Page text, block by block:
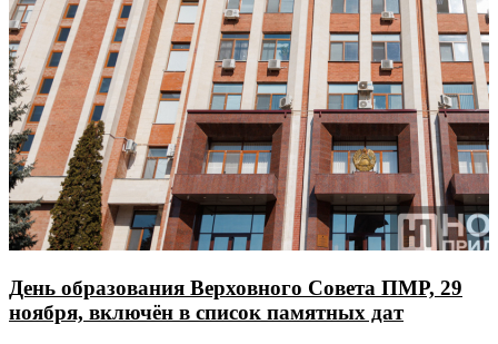
День образования Верховного Совета ПМР, 29
ноября, включён в список памятных дат